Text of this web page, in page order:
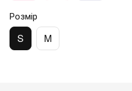
Розмір
S M